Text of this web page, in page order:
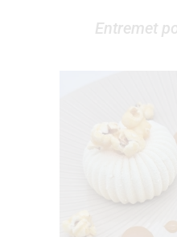
Entremet